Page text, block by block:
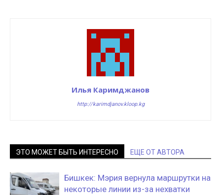
Илья Каримджанов
http://karimdjanov.kloop.kg
ЭТО МОЖЕТ БЫТЬ ИНТЕРЕСНО ЕЩЕ ОТ АВТОРА
Бишкек: Мэрия вернула маршрутки на
некоторые линии из-за нехватки